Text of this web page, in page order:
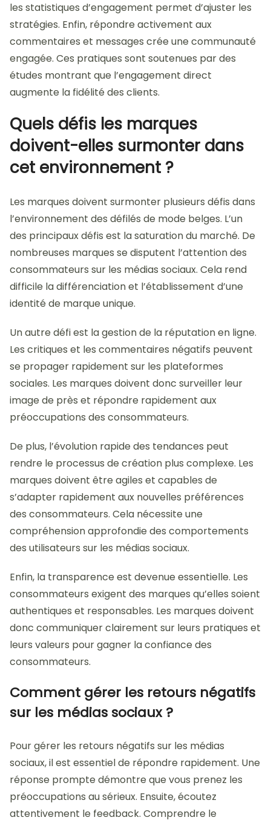
les statistiques d’engagement permet d’ajuster les
stratégies. Enfin, répondre activement aux
commentaires et messages crée une communauté
engagée. Ces pratiques sont soutenues par des
études montrant que l’engagement direct
augmente la fidélité des clients.
Quels défis les marques
doivent-elles surmonter dans
cet environnement ?
Les marques doivent surmonter plusieurs défis dans
l’environnement des défilés de mode belges. L’un
des principaux défis est la saturation du marché. De
nombreuses marques se disputent l’attention des
consommateurs sur les médias sociaux. Cela rend
difficile la différenciation et l’établissement d’une
identité de marque unique.
Un autre défi est la gestion de la réputation en ligne.
Les critiques et les commentaires négatifs peuvent
se propager rapidement sur les plateformes
sociales. Les marques doivent donc surveiller leur
image de près et répondre rapidement aux
préoccupations des consommateurs.
De plus, l’évolution rapide des tendances peut
rendre le processus de création plus complexe. Les
marques doivent être agiles et capables de
s’adapter rapidement aux nouvelles préférences
des consommateurs. Cela nécessite une
compréhension approfondie des comportements
des utilisateurs sur les médias sociaux.
Enfin, la transparence est devenue essentielle. Les
consommateurs exigent des marques qu’elles soient
authentiques et responsables. Les marques doivent
donc communiquer clairement sur leurs pratiques et
leurs valeurs pour gagner la confiance des
consommateurs.
Comment gérer les retours négatifs
sur les médias sociaux ?
Pour gérer les retours négatifs sur les médias
sociaux, il est essentiel de répondre rapidement. Une
réponse prompte démontre que vous prenez les
préoccupations au sérieux. Ensuite, écoutez
attentivement le feedback. Comprendre le